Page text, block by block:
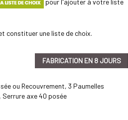
constituer une liste de choix.
FABRICATION EN 8 JOURS
ou Recouvrement, 3 Paumelles
axe 40 posée